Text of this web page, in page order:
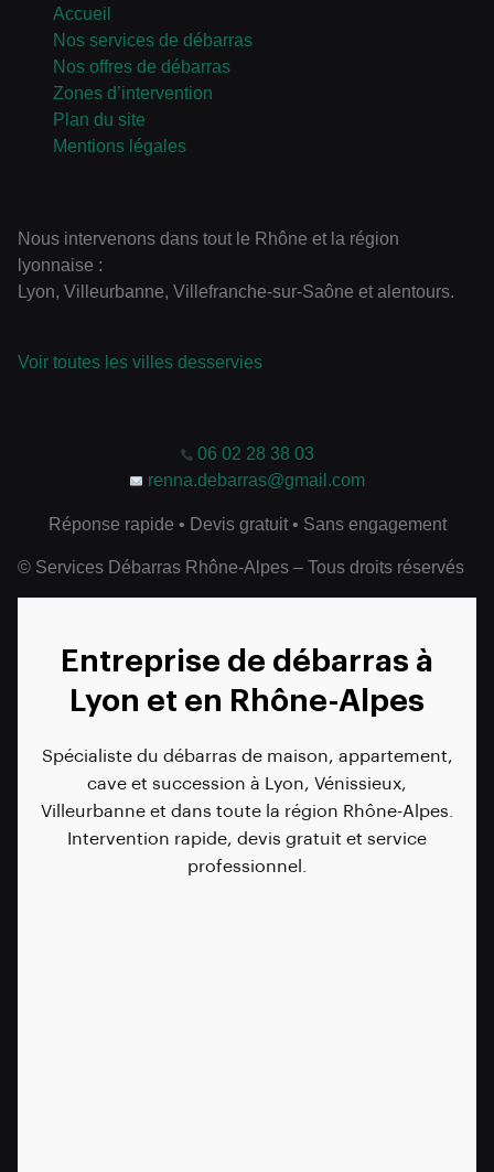
Accueil
Nos services de débarras
Nos offres de débarras
Zones d’intervention
Plan du site
Mentions légales
Nous intervenons dans tout le Rhône et la région
lyonnaise :
Lyon, Villeurbanne, Villefranche-sur-Saône et alentours.
Voir toutes les villes desservies
06 02 28 38 03
renna.debarras@gmail.com
Réponse rapide • Devis gratuit • Sans engagement
© Services Débarras Rhône-Alpes – Tous droits réservés
Entreprise de débarras à
Lyon et en Rhône-Alpes
Spécialiste du débarras de maison, appartement,
cave et succession à Lyon, Vénissieux,
Villeurbanne et dans toute la région Rhône-Alpes.
Intervention rapide, devis gratuit et service
professionnel.